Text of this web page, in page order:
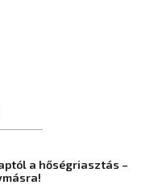
a hőségriasztás –